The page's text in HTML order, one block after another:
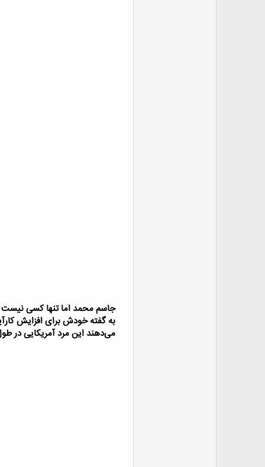
می‌دهند این مرد آمریکایی در طول ۲۳ سال گذشته هر هفته زهر خطرناک‌ترین مارهای جهان را به خودش تزریق